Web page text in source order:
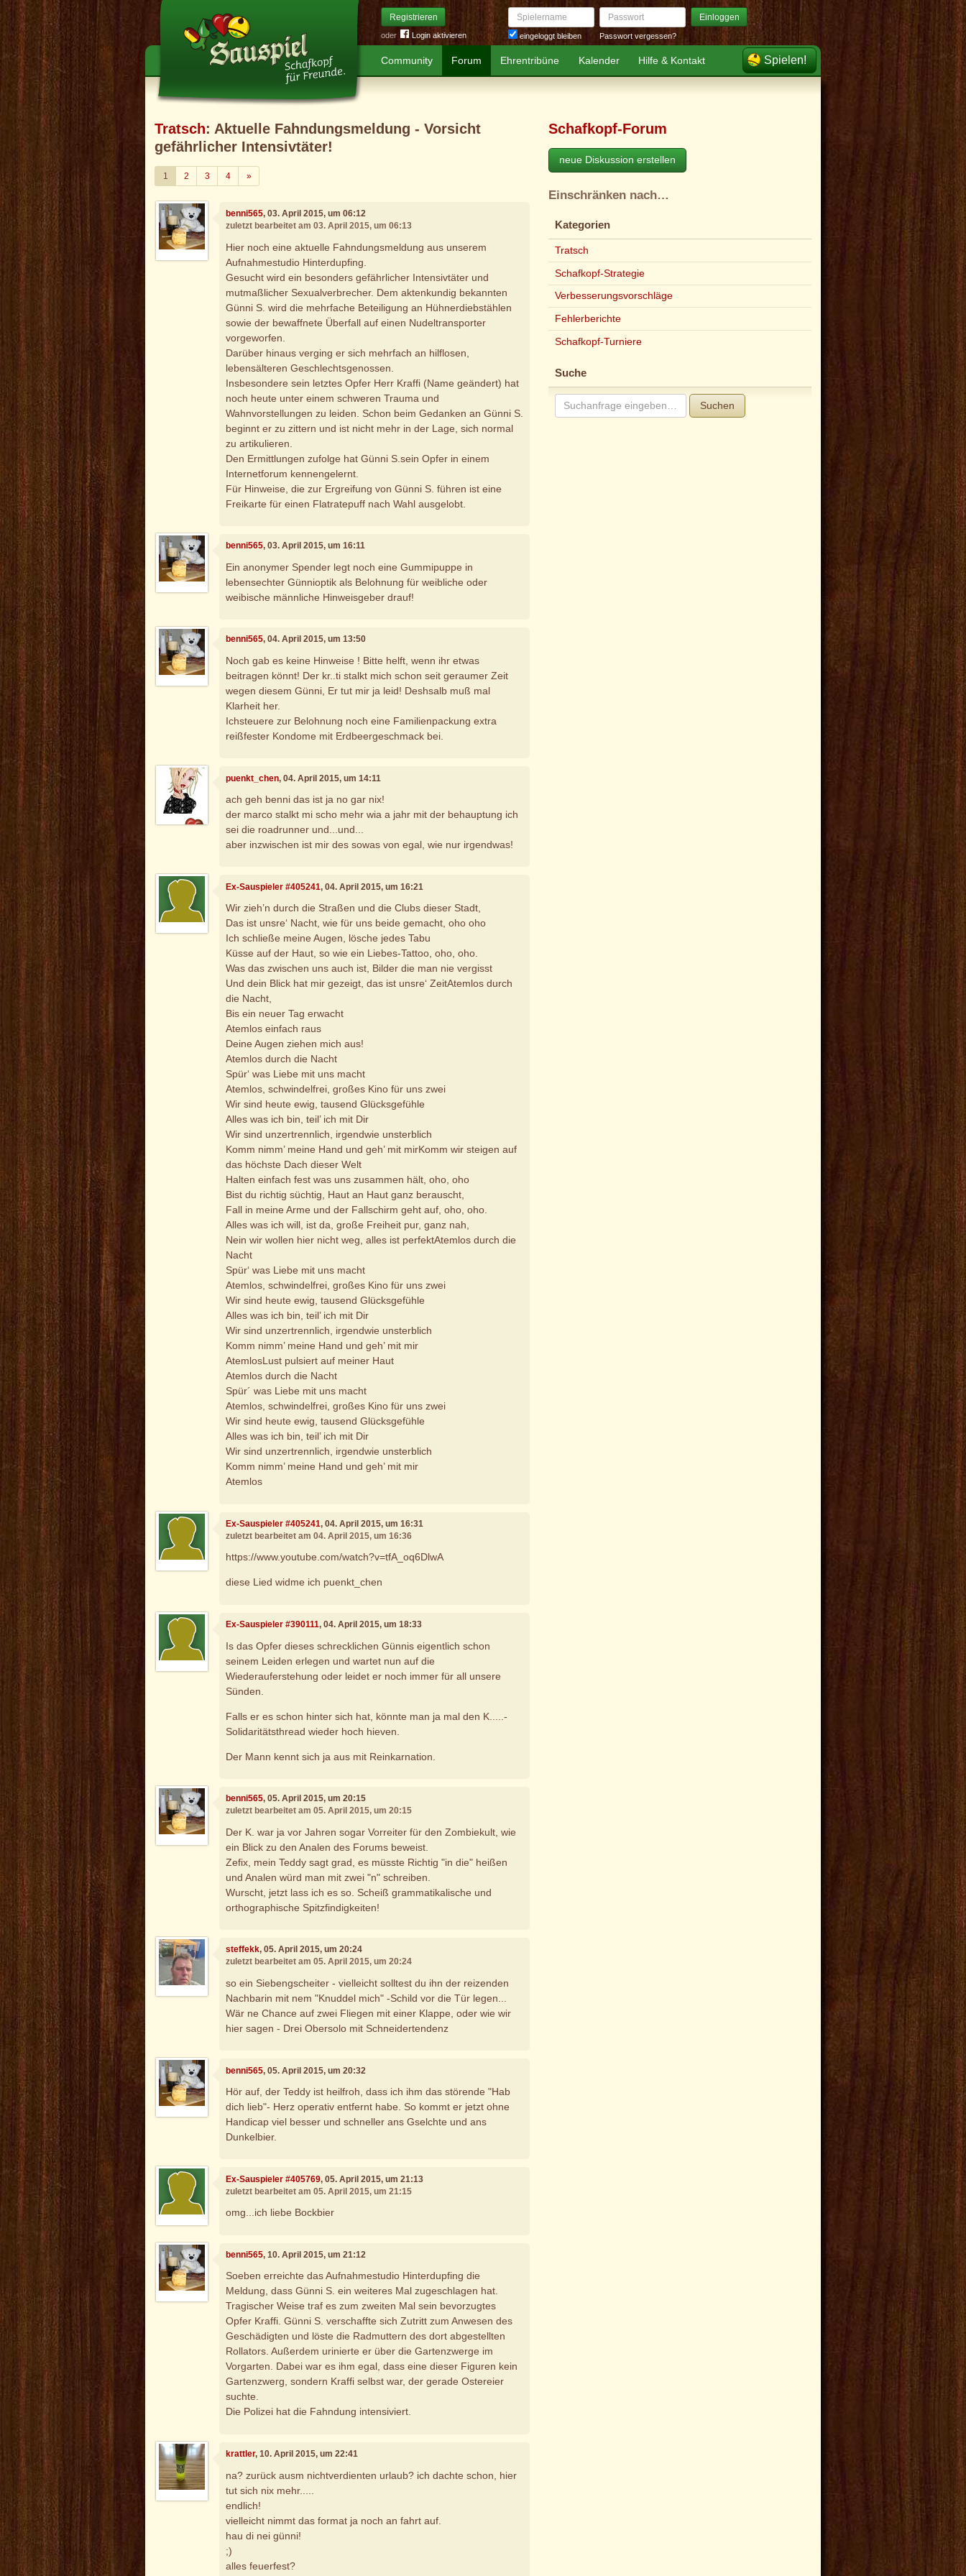
Registrieren
oder Login aktivieren
Spielername
eingeloggt bleiben
Passwort Einloggen
Passwort vergessen?
Community Forum Ehrentribüne Kalender Hilfe & Kontakt Spielen!
Tratsch: Aktuelle Fahndungsmeldung - Vorsicht
gefährlicher Intensivtäter!
1 2 3 4 »Weiter
benni565, 03. April 2015, um 06:12
zuletzt bearbeitet am 03. April 2015, um 06:13
Hier noch eine aktuelle Fahndungsmeldung aus unserem
Aufnahmestudio Hinterdupfing.
Gesucht wird ein besonders gefährlicher Intensivtäter und
mutmaßlicher Sexualverbrecher. Dem aktenkundig bekannten
Günni S. wird die mehrfache Beteiligung an Hühnerdiebstählen
sowie der bewaffnete Überfall auf einen Nudeltransporter
vorgeworfen.
Darüber hinaus verging er sich mehrfach an hilflosen,
lebensälteren Geschlechtsgenossen.
Insbesondere sein letztes Opfer Herr Kraffi (Name geändert) hat
noch heute unter einem schweren Trauma und
Wahnvorstellungen zu leiden. Schon beim Gedanken an Günni S.
beginnt er zu zittern und ist nicht mehr in der Lage, sich normal
zu artikulieren.
Den Ermittlungen zufolge hat Günni S.sein Opfer in einem
Internetforum kennengelernt.
Für Hinweise, die zur Ergreifung von Günni S. führen ist eine
Freikarte für einen Flatratepuff nach Wahl ausgelobt.
benni565, 03. April 2015, um 16:11
Ein anonymer Spender legt noch eine Gummipuppe in
lebensechter Günnioptik als Belohnung für weibliche oder
weibische männliche Hinweisgeber drauf!
benni565, 04. April 2015, um 13:50
Noch gab es keine Hinweise ! Bitte helft, wenn ihr etwas
beitragen könnt! Der kr..ti stalkt mich schon seit geraumer Zeit
wegen diesem Günni, Er tut mir ja leid! Deshsalb muß mal
Klarheit her.
Ichsteuere zur Belohnung noch eine Familienpackung extra
reißfester Kondome mit Erdbeergeschmack bei.
puenkt_chen, 04. April 2015, um 14:11
ach geh benni das ist ja no gar nix!
der marco stalkt mi scho mehr wia a jahr mit der behauptung ich
sei die roadrunner und...und...
aber inzwischen ist mir des sowas von egal, wie nur irgendwas!
Ex-Sauspieler #405241, 04. April 2015, um 16:21
Wir zieh’n durch die Straßen und die Clubs dieser Stadt,
Das ist unsre‘ Nacht, wie für uns beide gemacht, oho oho
Ich schließe meine Augen, lösche jedes Tabu
Küsse auf der Haut, so wie ein Liebes-Tattoo, oho, oho.
Was das zwischen uns auch ist, Bilder die man nie vergisst
Und dein Blick hat mir gezeigt, das ist unsre‘ ZeitAtemlos durch
die Nacht,
Bis ein neuer Tag erwacht
Atemlos einfach raus
Deine Augen ziehen mich aus!
Atemlos durch die Nacht
Spür‘ was Liebe mit uns macht
Atemlos, schwindelfrei, großes Kino für uns zwei
Wir sind heute ewig, tausend Glücksgefühle
Alles was ich bin, teil’ ich mit Dir
Wir sind unzertrennlich, irgendwie unsterblich
Komm nimm’ meine Hand und geh’ mit mirKomm wir steigen auf
das höchste Dach dieser Welt
Halten einfach fest was uns zusammen hält, oho, oho
Bist du richtig süchtig, Haut an Haut ganz berauscht,
Fall in meine Arme und der Fallschirm geht auf, oho, oho.
Alles was ich will, ist da, große Freiheit pur, ganz nah,
Nein wir wollen hier nicht weg, alles ist perfektAtemlos durch die
Nacht
Spür‘ was Liebe mit uns macht
Atemlos, schwindelfrei, großes Kino für uns zwei
Wir sind heute ewig, tausend Glücksgefühle
Alles was ich bin, teil’ ich mit Dir
Wir sind unzertrennlich, irgendwie unsterblich
Komm nimm’ meine Hand und geh’ mit mir
AtemlosLust pulsiert auf meiner Haut
Atemlos durch die Nacht
Spür´ was Liebe mit uns macht
Atemlos, schwindelfrei, großes Kino für uns zwei
Wir sind heute ewig, tausend Glücksgefühle
Alles was ich bin, teil’ ich mit Dir
Wir sind unzertrennlich, irgendwie unsterblich
Komm nimm’ meine Hand und geh’ mit mir
Atemlos
Ex-Sauspieler #405241, 04. April 2015, um 16:31
zuletzt bearbeitet am 04. April 2015, um 16:36
https://www.youtube.com/watch?v=tfA_oq6DlwA
diese Lied widme ich puenkt_chen
Ex-Sauspieler #390111, 04. April 2015, um 18:33
Is das Opfer dieses schrecklichen Günnis eigentlich schon
seinem Leiden erlegen und wartet nun auf die
Wiederauferstehung oder leidet er noch immer für all unsere
Sünden.
Falls er es schon hinter sich hat, könnte man ja mal den K.....-
Solidaritätsthread wieder hoch hieven.
Der Mann kennt sich ja aus mit Reinkarnation.
benni565, 05. April 2015, um 20:15
zuletzt bearbeitet am 05. April 2015, um 20:15
Der K. war ja vor Jahren sogar Vorreiter für den Zombiekult, wie
ein Blick zu den Analen des Forums beweist.
Zefix, mein Teddy sagt grad, es müsste Richtig "in die" heißen
und Analen würd man mit zwei "n" schreiben.
Wurscht, jetzt lass ich es so. Scheiß grammatikalische und
orthographische Spitzfindigkeiten!
steffekk, 05. April 2015, um 20:24
zuletzt bearbeitet am 05. April 2015, um 20:24
so ein Siebengscheiter - vielleicht solltest du ihn der reizenden
Nachbarin mit nem "Knuddel mich" -Schild vor die Tür legen...
Wär ne Chance auf zwei Fliegen mit einer Klappe, oder wie wir
hier sagen - Drei Obersolo mit Schneidertendenz
benni565, 05. April 2015, um 20:32
Hör auf, der Teddy ist heilfroh, dass ich ihm das störende "Hab
dich lieb"- Herz operativ entfernt habe. So kommt er jetzt ohne
Handicap viel besser und schneller ans Gselchte und ans
Dunkelbier.
Ex-Sauspieler #405769, 05. April 2015, um 21:13
zuletzt bearbeitet am 05. April 2015, um 21:15
omg...ich liebe Bockbier
benni565, 10. April 2015, um 21:12
Soeben erreichte das Aufnahmestudio Hinterdupfing die
Meldung, dass Günni S. ein weiteres Mal zugeschlagen hat.
Tragischer Weise traf es zum zweiten Mal sein bevorzugtes
Opfer Kraffi. Günni S. verschaffte sich Zutritt zum Anwesen des
Geschädigten und löste die Radmuttern des dort abgestellten
Rollators. Außerdem urinierte er über die Gartenzwerge im
Vorgarten. Dabei war es ihm egal, dass eine dieser Figuren kein
Gartenzwerg, sondern Kraffi selbst war, der gerade Ostereier
suchte.
Die Polizei hat die Fahndung intensiviert.
krattler, 10. April 2015, um 22:41
na? zurück ausm nichtverdienten urlaub? ich dachte schon, hier
tut sich nix mehr.....
endlich!
vielleicht nimmt das format ja noch an fahrt auf.
hau di nei günni!
;)
alles feuerfest?
Schafkopf-Forum
neue Diskussion erstellen
Einschränken nach…
Kategorien
Tratsch
Schafkopf-Strategie
Verbesserungsvorschläge
Fehlerberichte
Schafkopf-Turniere
Suche
Suchen